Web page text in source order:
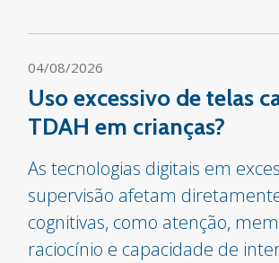
04/08/2026
Uso excessivo de telas
TDAH em crianças?
As tecnologias digitais em
supervisão afetam
cognitivas, como atenção,
raciocínio e capacidade de